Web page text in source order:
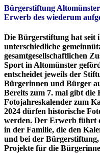
Bürgerstiftung
Erwerb des wiederum
Die Bürgerstiftung hat seit
unterschiedliche
gesamtgesellschaftlichen
Sport in Altomünster
entscheidet jeweils der
Bürgerinnen und Bürger
Bereits zum 7. mal gibt die
Fotojahreskalender zum
2024 dürfen historische
werden. Der Erwerb führt
in der Familie, die den
und bei der
Projekte für die